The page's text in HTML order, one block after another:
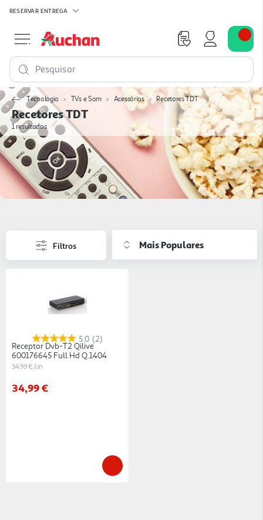
RESERVAR ENTREGA
Pesquisar
Tecnologia TVs e Som Acessórios Recetores TDT
Recetores TDT
1 resultados
Filtros Mais Populares
5.0 (2)
Receptor Dvb-T2 Qilive
600176645 Full Hd Q.1404
34.99 €/un
34,99 €